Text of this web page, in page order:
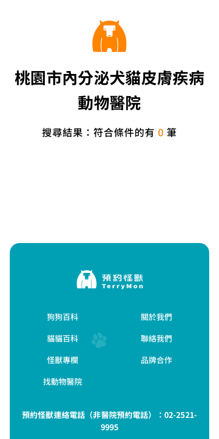
桃園市內分泌犬貓皮膚疾病
動物醫院
搜尋結果：符合條件的有 0 筆
狗狗百科
貓貓百科
怪獸專欄
找動物醫院
關於我們
聯絡我們
品牌合作
預約怪獸連絡電話（非醫院預約電話）： 02-2521-
9995